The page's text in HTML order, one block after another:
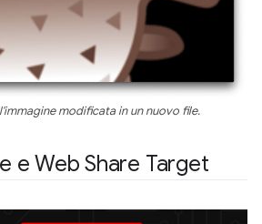
modificata in un nuovo file.
e Web Share Target